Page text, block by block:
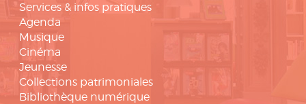
Services & infos pratiques
Agenda
Musique
Cinéma
Jeunesse
Collections patrimoniales
Bibliothèque numérique